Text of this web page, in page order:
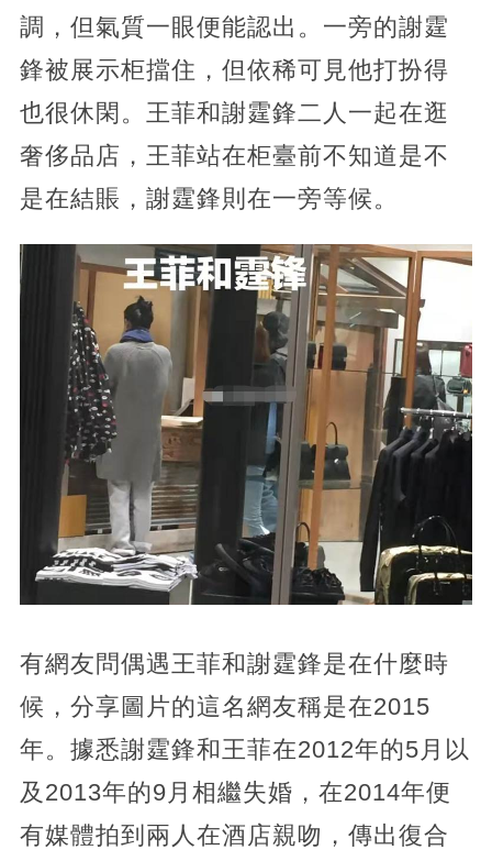
調，但氣質一眼便能認出。一旁的謝霆
鋒被展示柜擋住，但依稀可見他打扮得
也很休閑。王菲和謝霆鋒二人一起在逛
奢侈品店，王菲站在柜臺前不知道是不
是在結賬，謝霆鋒則在一旁等候。
有網友問偶遇王菲和謝霆鋒是在什麼時
候，分享圖片的這名網友稱是在2015
年。據悉謝霆鋒和王菲在2012年的5月以
及2013年的9月相繼失婚，在2014年便
有媒體拍到兩人在酒店親吻，傳出復合